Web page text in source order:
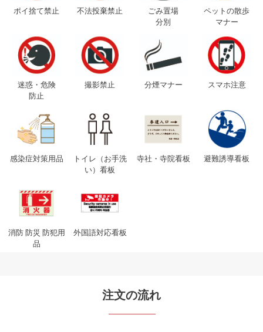
ポイ捨て禁止 不法投棄禁止
ごみ置場
分別
ペットの散歩
マナー
迷惑・危険
防止
撮影禁止 分煙マナー スマホ注意
感染症対策用品
トイレ（お手洗
い）看板
寺社・寺院看板 避難誘導看板
消防 防災 防犯用
品
外国語対応看板
注文の流れ